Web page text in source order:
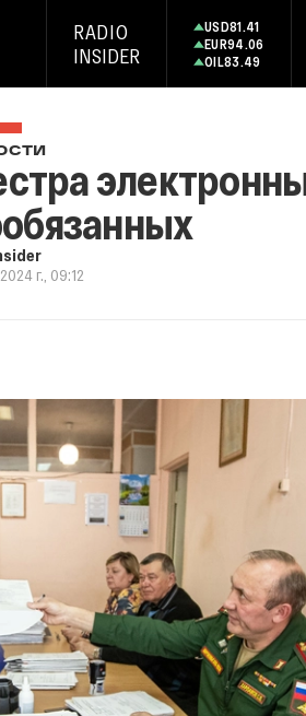
RADIO
INSIDER
USD81.41
EUR94.06
OIL83.49
г., 09:12